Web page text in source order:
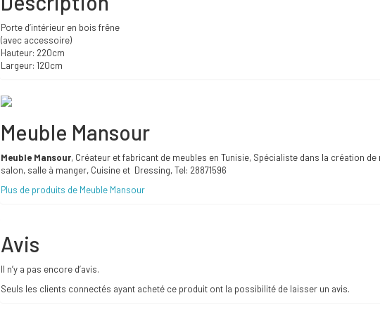
Porte d’intérieur en bois frêne
(avec accessoire)
Hauteur: 220cm
Largeur: 120cm
Meuble Mansour
Meuble Mansour, Créateur et fabricant de meubles en Tunisie, Spécialiste dans la création
salon, salle à manger, Cuisine et Dressing, Tel: 28871596
Plus de produits de Meuble Mansour
Avis
Il n’y a pas encore d’avis.
Seuls les clients connectés ayant acheté ce produit ont la possibilité de laisser un avis.